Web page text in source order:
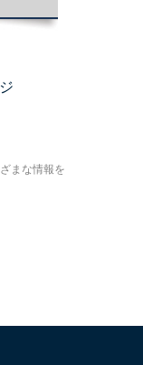
まな情報を